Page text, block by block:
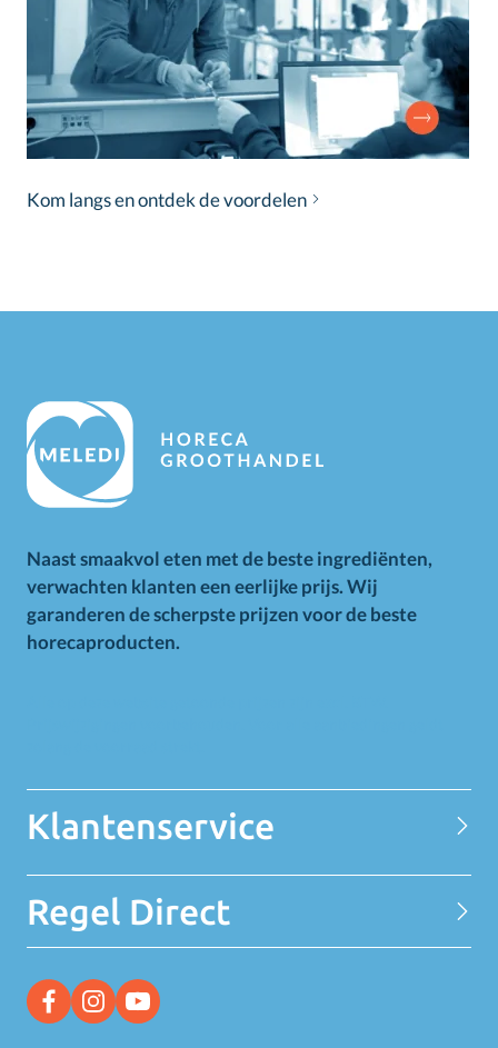
Kom langs en ontdek de voordelen
Naast smaakvol eten met de beste ingrediënten,
verwachten klanten een eerlijke prijs. Wij
garanderen de scherpste prijzen voor de beste
horecaproducten.
Klantenservice
Contact
Privacy Statement
Over MELEDI
MELEDI vestigingen
Vacatures
Regel Direct
Ontvang alle Deals